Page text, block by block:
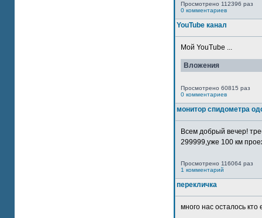
Просмотрено 112396 раз
0 комментариев
YouTube канал
Мой YouTube ...
Вложения
Просмотрено 60815 раз
0 комментариев
монитор спидометра
Всем добрый вечер!
299999,уже 100 км
Просмотрено 116064 раз
1 комментарий
перекличка
много нас осталось